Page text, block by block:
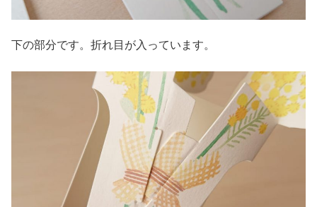
下の部分です。折れ目が入っています。